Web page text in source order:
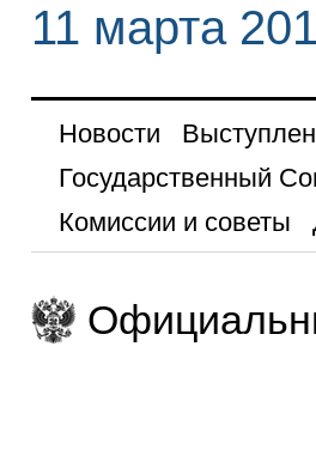
11 марта
Новости
Государственный
Комиссии и советы